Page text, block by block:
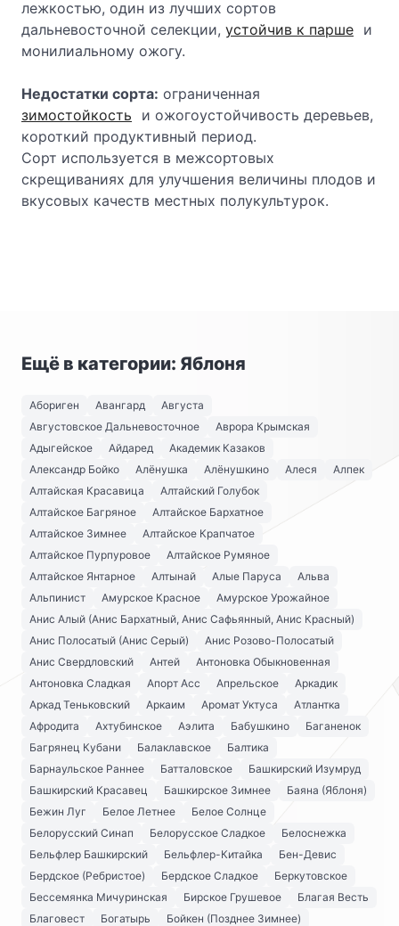
лежкостью, один из лучших сортов
дальневосточной селекции, устойчив к парше и
монилиальному ожогу.
Недостатки сорта: ограниченная
зимостойкость
и ожогоустойчивость деревьев,
короткий продуктивный период.
Сорт используется в межсортовых
скрещиваниях для улучшения величины плодов и
вкусовых качеств местных полукультурок.
Ещё в категории: Яблоня
Абориген Авангард
Августа
Августовское Дальневосточное
Аврора Крымская
Адыгейское
Айдаред
Академик Казаков
Александр Бойко
Алёнушка Алёнушкино Алеся
Алпек
Алтайская Красавица
Алтайский Голубок
Алтайское Багряное
Алтайское Бархатное
Алтайское Зимнее
Алтайское Крапчатое
Алтайское Пурпуровое
Алтайское Румяное
Алтайское Янтарное
Алтынай Алые Паруса
Альва
Альпинист
Амурское Красное
Амурское Урожайное
Анис Алый (Анис Бархатный, Анис Сафьянный, Анис Красный)
Анис Полосатый (Анис Серый)
Анис Розово-Полосатый
Анис Свердловский
Антей
Антоновка Обыкновенная
Антоновка Сладкая
Апорт Асс Апрельское
Аркадик
Аркад Теньковский
Аркаим Аромат Уктуса
Атлантка
Афродита
Ахтубинское Аэлита Бабушкино
Баганенок
Багрянец Кубани
Балаклавское
Балтика
Барнаульское Раннее
Батталовское
Башкирский Изумруд
Башкирский Красавец
Башкирское Зимнее
Баяна (Яблоня)
Бежин Луг
Белое Летнее
Белое Солнце
Белорусский Синап
Белорусское Сладкое
Белоснежка
Бельфлер Башкирский
Бельфлер-Китайка
Бен-Девис
Бердское (Ребристое)
Бердское Сладкое
Беркутовское
Бессемянка Мичуринская
Бирское Грушевое
Благая Весть
Благовест
Богатырь
Бойкен (Позднее Зимнее)